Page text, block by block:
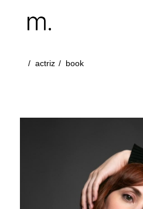
/ actriz / book